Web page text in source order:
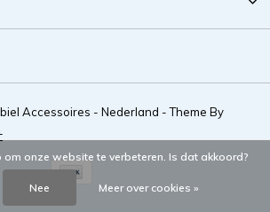
Accessoires - Nederland - Theme By
onze website te verbeteren. Is dat akkoord?
Nee Meer over cookies »